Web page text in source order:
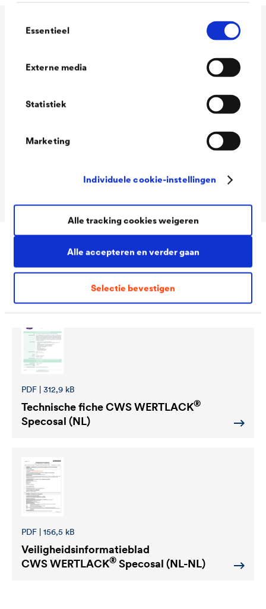
Essentieel
Externe media
Statistiek
Marketing
Individuele cookie-instellingen
Alle accepteren en verder gaan
Selectie bevestigen
Alle tracking cookies weigeren
Technische gegevens
Colour tones
Ready
Downloads
PDF | 312,9 kB
Technische ficheCWS WERTLACK®
Specosal (NL)
PDF | 156,5 kB
Veiligheidsinformatieblad
CWS WERTLACK® Specosal (NL-NL)